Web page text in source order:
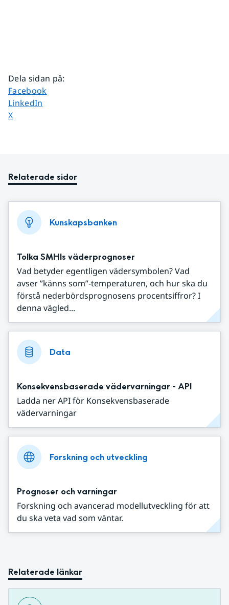
Dela sidan på:
Dela sidan på
Facebook
Dela sidan på
LinkedIn
Dela sidan på
X
Relaterade sidor
Kunskapsbanken
Tolka SMHIs väderprognoser
Vad betyder egentligen vädersymbolen? Vad
avser ”känns som”-temperaturen, och hur ska du
förstå nederbördsprognosens procentsiffror? I
denna vägled...
Data
Konsekvensbaserade vädervarningar - API
Ladda ner API för Konsekvensbaserade
vädervarningar
Forskning och utveckling
Prognoser och varningar
Forskning och avancerad modellutveckling för att
du ska veta vad som väntar.
Relaterade länkar